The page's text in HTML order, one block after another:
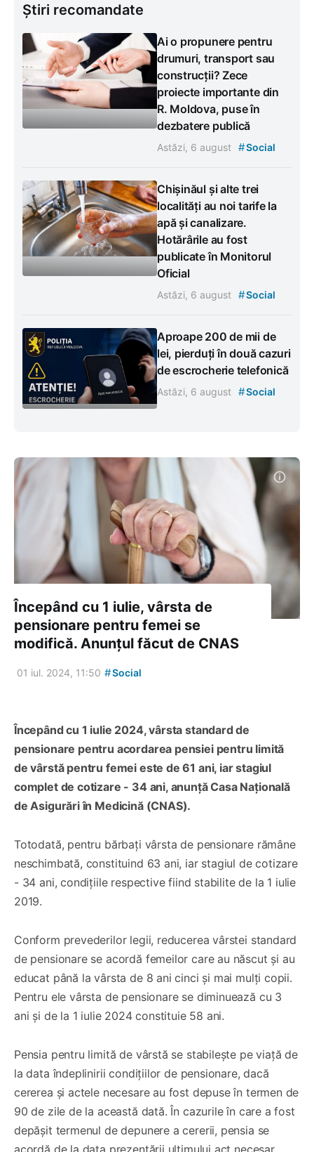
Știri recomandate
Ai o propunere pentru
drumuri, transport sau
construcții? Zece
proiecte importante din
R. Moldova, puse în
dezbatere publică
Astăzi, 6 august #Social
Chișinăul și alte trei
localități au noi tarife la
apă și canalizare.
Hotărârile au fost
publicate în Monitorul
Oficial
Astăzi, 6 august #Social
Aproape 200 de mii de
lei, pierduți în două cazuri
de escrocherie telefonică
Astăzi, 6 august #Social
Începând cu 1 iulie, vârsta de
pensionare pentru femei se
modifică. Anunțul făcut de CNAS
01 iul. 2024, 11:50 #Social
Începând cu 1 iulie 2024, vârsta standard de
pensionare pentru acordarea pensiei pentru limită
de vârstă pentru femei este de 61 ani, iar stagiul
complet de cotizare - 34 ani, anunță Casa Națională
de Asigurări în Medicină (CNAS).
Totodată, pentru bărbați vârsta de pensionare rămâne
neschimbată, constituind 63 ani, iar stagiul de cotizare
- 34 ani, condițiile respective fiind stabilite de la 1 iulie
2019.
Conform prevederilor legii, reducerea vârstei standard
de pensionare se acordă femeilor care au născut şi au
educat până la vârsta de 8 ani cinci şi mai mulţi copii.
Pentru ele vârsta de pensionare se diminuează cu 3
ani și de la 1 iulie 2024 constituie 58 ani.
Pensia pentru limită de vârstă se stabilește pe viață de
la data îndeplinirii condițiilor de pensionare, dacă
cererea şi actele necesare au fost depuse în termen de
90 de zile de la această dată. În cazurile în care a fost
depășit termenul de depunere a cererii, pensia se
acordă de la data prezentării ultimului act necesar.